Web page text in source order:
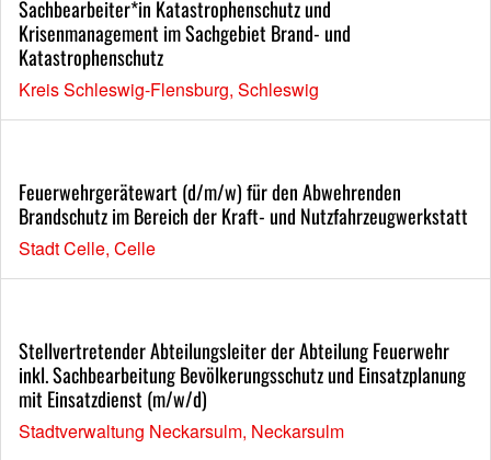
Sachbearbeiter*in Katastrophenschutz und
Krisenmanagement im Sachgebiet Brand- und
Katastrophenschutz
Kreis Schleswig-Flensburg, Schleswig
Feuerwehrgerätewart (d/m/w) für den Abwehrenden
Brandschutz im Bereich der Kraft- und Nutzfahrzeugwerkstatt
Stadt Celle, Celle
Stellvertretender Abteilungsleiter der Abteilung Feuerwehr
inkl. Sachbearbeitung Bevölkerungsschutz und Einsatzplanung
mit Einsatzdienst (m/w/d)
Stadtverwaltung Neckarsulm, Neckarsulm